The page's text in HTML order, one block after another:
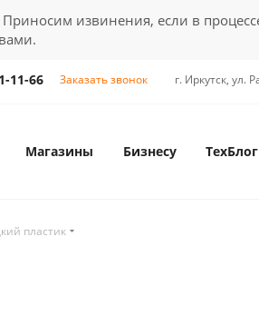
извинения, если в
г. Иркутск, ул.
11-66 Заказать звонок
Магазины Бизнесу ТехБлог
пластик